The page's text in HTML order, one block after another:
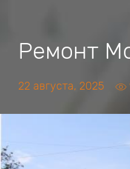
Ремонт
22 августа, 2025